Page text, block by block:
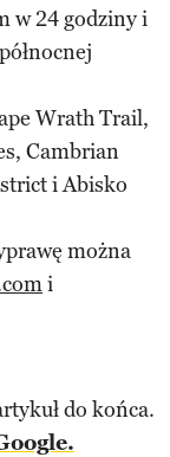
w 24 godziny i
Wrath Trail,
Cambrian
i Abisko
można
i
do końca.